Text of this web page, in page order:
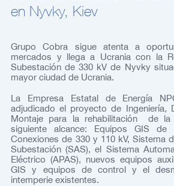
en Nyvky, Kiev
Grupo Cobra sigue atenta a
mercados y llega a Ucrania con la
Subestación de 330 kV de Nyvky
mayor ciudad de Ucrania.
La Empresa Estatal de Energía
adjudicado el proyecto de Ingeniería,
Montaje para la rehabilitación de la
siguiente alcance: Equipos GIS
Conexiones de 330 y 110 kV, Sistema
Subestación (SAS), el Sistema
Eléctrico (APAS), nuevos equipos
GIS y equipos de control y el
intemperie existentes.